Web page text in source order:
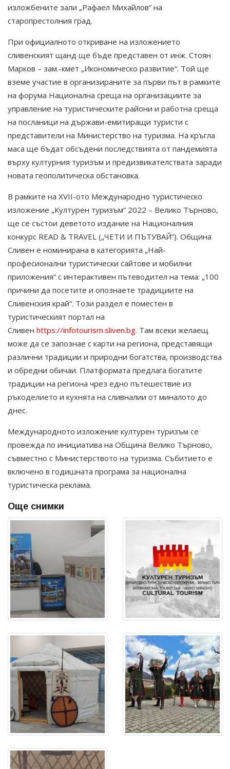
изложбените зали „Рафаел Михайлов“ на
старопрестолния град.
При официалното откриване на изложението
сливенският щанд ще бъде представен от инж. Стоян
Марков – зам.-кмет „Икономическо развитие“. Той ще
вземе участие в организираните за първи път в рамките
на форума Национална среща на организациите за
управление на туристическите райони и работна среща
на посланици на държави-емитиращи туристи с
представители на Министерство на туризма. На кръгла
маса ще бъдат обсъдени последствията от пандемията
върху културния туризъм и предизвикателствата заради
новата геополитическа обстановка.
В рамките на XVII-ото Международно туристическо
изложение „Културен туризъм” 2022 – Велико Търново,
ще се състои деветото издание на Националния
конкурс READ & TRAVEL („ЧЕТИ И ПЪТУВАЙ”). Община
Сливен е номинирана в категорията „Най-
професионални туристически сайтове и мобилни
приложения“ с интерактивен пътеводител на тема: „100
причини да посетите и опознаете традициите на
Сливенския край“. Този раздел е поместен в
туристическият портал на
Сливен https://infotourism.sliven.bg. Там всеки желаещ
може да се запознае с карти на региона, представящи
различни традиции и природни богатства, производства
и обредни обичаи. Платформата предлага богатите
традиции на региона чрез едно пътешествие из
ръкоделието и кухнята на сливналии от миналото до
днес.
Международното изложение културен туризъм се
провежда по инициатива на Община Велико Търново,
съвместно с Министерството на туризма. Събитието е
включено в годишната програма за национална
туристическа реклама.
Още снимки